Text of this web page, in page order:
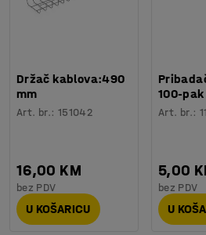
Držač kablova:490
mm
Art. br.: 151042
16,00 KM
bez PDV
U KOŠARICU
100-pak
Art. br.:
5,00
bez PDV
U